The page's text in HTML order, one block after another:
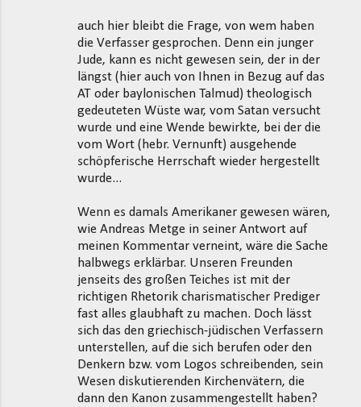
auch hier bleibt die Frage, von wem haben
die Verfasser gesprochen. Denn ein junger
Jude, kann es nicht gewesen sein, der in der
längst (hier auch von Ihnen in Bezug auf das
AT oder baylonischen Talmud) theologisch
gedeuteten Wüste war, vom Satan versucht
wurde und eine Wende bewirkte, bei der die
vom Wort (hebr. Vernunft) ausgehende
schöpferische Herrschaft wieder hergestellt
wurde...
Wenn es damals Amerikaner gewesen wären,
wie Andreas Metge in seiner Antwort auf
meinen Kommentar verneint, wäre die Sache
halbwegs erklärbar. Unseren Freunden
jenseits des großen Teiches ist mit der
richtigen Rhetorik charismatischer Prediger
fast alles glaubhaft zu machen. Doch lässt
sich das den griechisch-jüdischen Verfassern
unterstellen, auf die sich berufen oder den
Denkern bzw. vom Logos schreibenden, sein
Wesen diskutierenden Kirchenvätern, die
dann den Kanon zusammengestellt haben?